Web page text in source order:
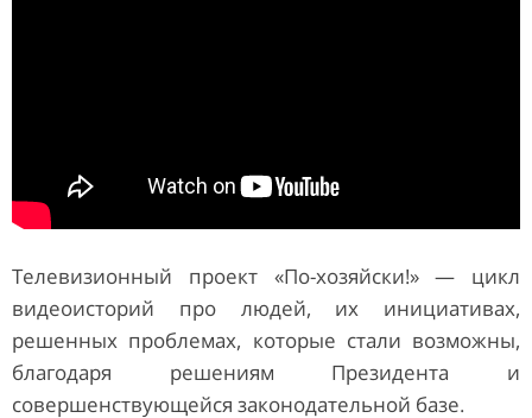
Телевизионный проект «По-хозяйски!» — цикл
видеоисторий про людей, их инициативах,
решенных проблемах, которые стали возможны,
благодаря решениям Президента и
совершенствующейся законодательной базе.